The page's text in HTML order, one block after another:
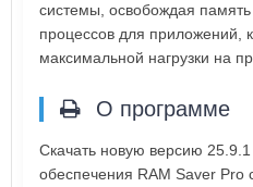
системы, освобождая
процессов для приложений,
максимальной нагрузки на
О программе
Скачать новую версию
обеспечения RAM Saver